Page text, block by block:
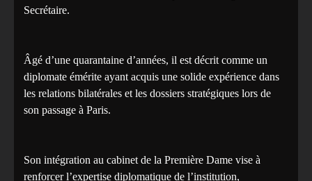
Secrétaire.
Âgé d’une quarantaine d’années, il est décrit comme un
diplomate émérite ayant acquis une solide expérience dans
les relations bilatérales et les dossiers stratégiques lors de
son passage à Paris.
Son intégration au cabinet de la Première Dame vise à
renforcer l’expertise diplomatique de l’institution,